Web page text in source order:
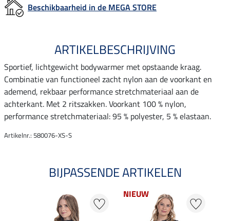
Beschikbaarheid in de MEGA STORE
ARTIKELBESCHRIJVING
Sportief, lichtgewicht bodywarmer met opstaande kraag.
Combinatie van functioneel zacht nylon aan de voorkant en
ademend, rekbaar performance stretchmateriaal aan de
achterkant. Met 2 ritszakken. Voorkant 100 % nylon,
performance stretchmateriaal: 95 % polyester, 5 % elastaan.
Artikelnr.: 580076-XS-S
BIJPASSENDE ARTIKELEN
NIEUW